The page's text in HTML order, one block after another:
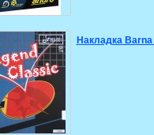
Накладка